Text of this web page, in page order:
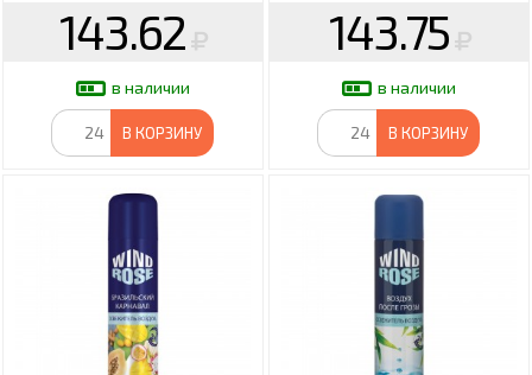
143.62
в наличии
В КОРЗИНУ
143.75
в наличии
В КОРЗИНУ